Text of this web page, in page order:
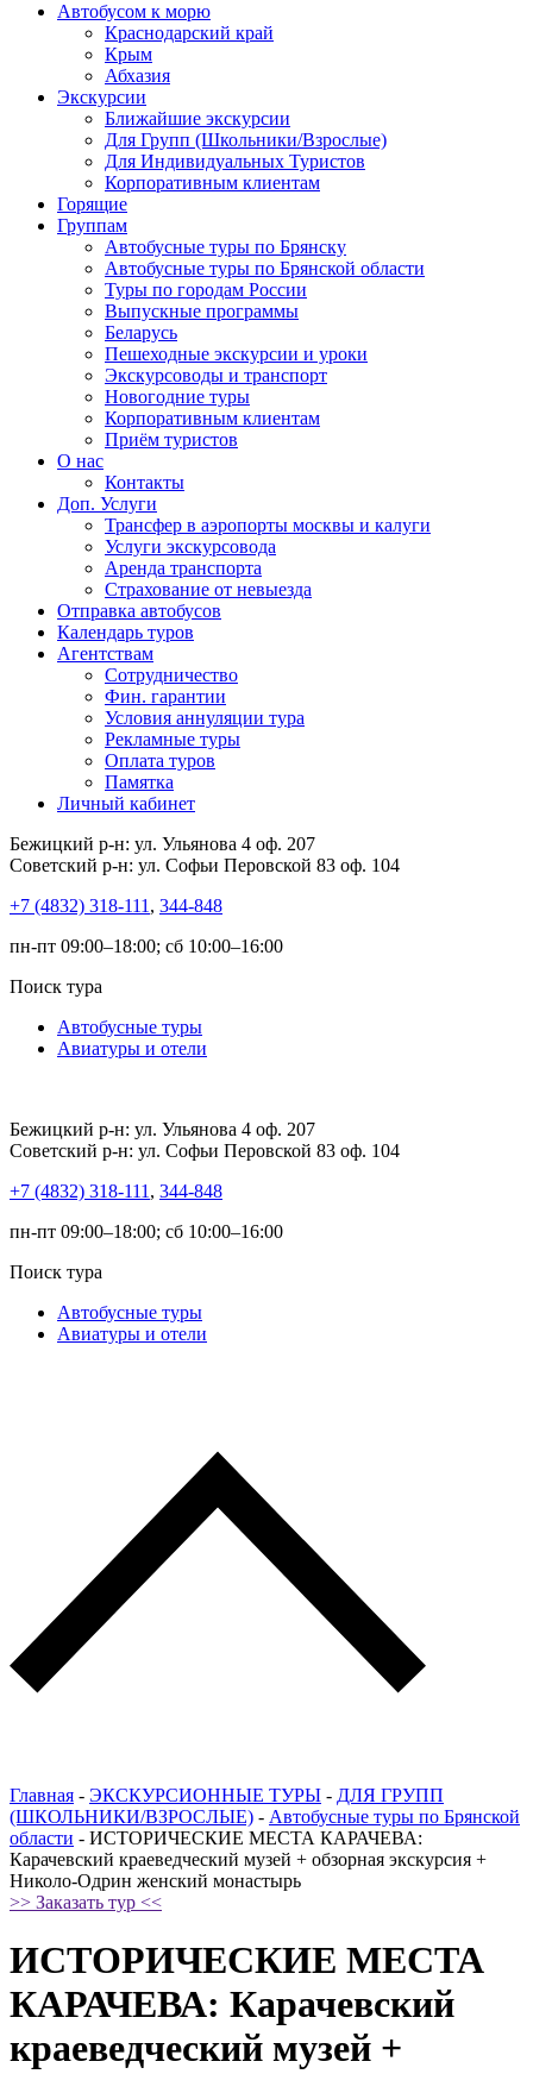
Автобусом к морю
Краснодарский край
Крым
Абхазия
Экскурсии
Ближайшие экскурсии
Для Групп (Школьники/Взрослые)
Для Индивидуальных Туристов
Корпоративным клиентам
Горящие
Группам
Автобусные туры по Брянску
Автобусные туры по Брянской области
Туры по городам России
Выпускные программы
Беларусь
Пешеходные экскурсии и уроки
Экскурсоводы и транспорт
Новогодние туры
Корпоративным клиентам
Приём туристов
О нас
Контакты
Доп. Услуги
Трансфер в аэропорты москвы и калуги
Услуги экскурсовода
Аренда транспорта
Страхование от невыезда
Отправка автобусов
Календарь туров
Агентствам
Сотрудничество
Фин. гарантии
Условия аннуляции тура
Рекламные туры
Оплата туров
Памятка
Личный кабинет
Бежицкий р-н: ул. Ульянова 4 оф. 207
Советский р-н: ул. Софьи Перовской 83 оф. 104
+7 (4832) 318-111 , 344-848
пн-пт 09:00–18:00; сб 10:00–16:00
Поиск тура
Автобусные туры
Авиатуры и отели
Бежицкий р-н: ул. Ульянова 4 оф. 207
Советский р-н: ул. Софьи Перовской 83 оф. 104
+7 (4832) 318-111 , 344-848
пн-пт 09:00–18:00; сб 10:00–16:00
Поиск тура
Автобусные туры
Авиатуры и отели
Главная - ЭКСКУРСИОННЫЕ ТУРЫ - ДЛЯ ГРУПП
(ШКОЛЬНИКИ/ВЗРОСЛЫЕ) - Автобусные туры по Брянской
области - ИСТОРИЧЕСКИЕ МЕСТА КАРАЧЕВА:
Карачевский краеведческий музей + обзорная экскурсия +
Николо-Одрин женский монастырь
>> Заказать тур <<
ИСТОРИЧЕСКИЕ МЕСТА
КАРАЧЕВА: Карачевский
краеведческий музей +